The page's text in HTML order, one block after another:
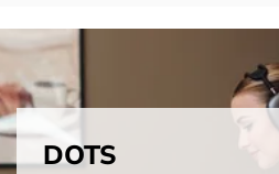
DOTS